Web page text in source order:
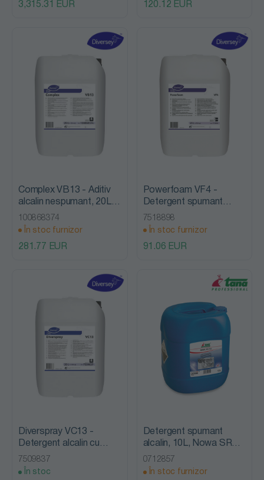
3,315.31 EUR 120.12 EUR
Complex VB13 - Aditiv
alcalin nespumant, 20L,
Diversey
100868374
În stoc furnizor
281.77 EUR
Powerfoam VF4 -
Detergent spumant
alcalin, 20L, Diversey
7518898
În stoc furnizor
91.06 EUR
Diverspray VC13 -
Detergent alcalin cu
spumare redusa, 20L,
Diversey
7509837
În stoc
Detergent spumant
alcalin, 10L, Nowa SR
760, Tana Professional
0712857
În stoc furnizor